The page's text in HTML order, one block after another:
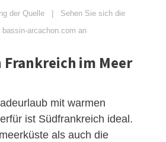
der Quelle | Sehen Sie sich die
arcachon.com an
Frankreich im Meer
mit warmen
ist Südfrankreich ideal.
als auch die